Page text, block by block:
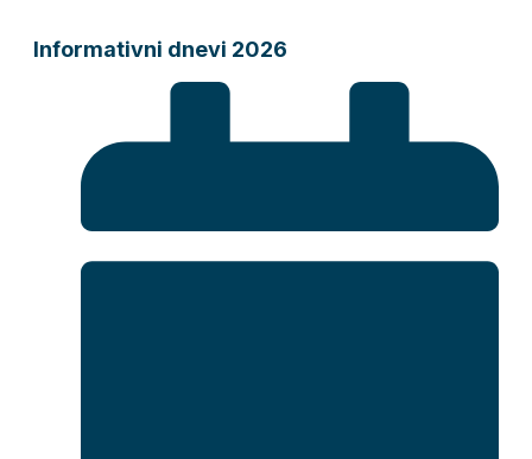
Informativni dnevi 2026